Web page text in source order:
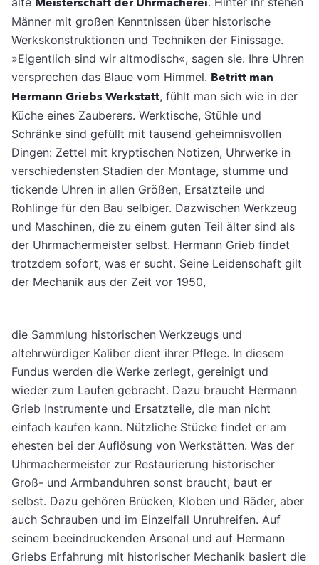
Meisterschaft der Uhrmacherei
Männer mit großen Kenntnissen über historische
Werkskonstruktionen und Techniken der Finissage.
»Eigentlich sind wir altmodisch«, sagen sie. Ihre Uhren
versprechen das Blaue vom Himmel. Betritt man
Hermann Griebs Werkstatt, fühlt man sich wie in der
Küche eines Zauberers. Werktische, Stühle und
Schränke sind gefüllt mit tausend geheimnisvollen
Dingen: Zettel mit kryptischen Notizen, Uhrwerke in
verschiedensten Stadien der Montage, stumme und
tickende Uhren in allen Größen, Ersatzteile und
Rohlinge für den Bau selbiger. Dazwischen Werkzeug
und Maschinen, die zu einem guten Teil älter sind als
der Uhrmachermeister selbst. Hermann Grieb findet
trotzdem sofort, was er sucht. Seine Leidenschaft gilt
der Mechanik aus der Zeit vor 1950,
die Sammlung historischen Werkzeugs und
altehrwürdiger Kaliber dient ihrer Pflege. In diesem
Fundus werden die Werke zerlegt, gereinigt und
wieder zum Laufen gebracht. Dazu braucht Hermann
Grieb Instrumente und Ersatzteile, die man nicht
einfach kaufen kann. Nützliche Stücke findet er am
ehesten bei der Auflösung von Werkstätten. Was der
Uhrmachermeister zur Restaurierung historischer
Groß- und Armbanduhren sonst braucht, baut er
selbst. Dazu gehören Brücken, Kloben und Räder, aber
auch Schrauben und im Einzelfall Unruhreifen. Auf
seinem beeindruckenden Arsenal und auf Hermann
Griebs Erfahrung mit historischer Mechanik basiert die